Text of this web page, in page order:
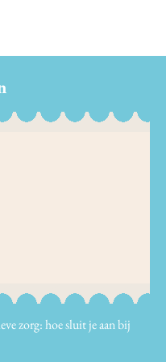
zorg: hoe sluit je aan bij